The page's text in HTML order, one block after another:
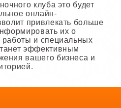
клуба это будет
онлайн-
привлекать больше
их о
и специальных
эффективным
вашего бизнеса и